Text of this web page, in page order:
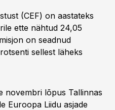
(CEF) on aastateks
ette nähtud 24,05
on seadnud
sellest läheks
novembri lõpus Tallinnas
Euroopa Liidu asjade